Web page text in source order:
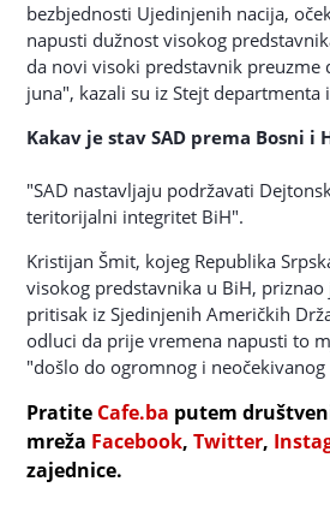
bezbjednosti Ujedinjenih nacija,
napusti dužnost visokog
da novi visoki predstavnik preuzme
juna", kazali su iz Stejt departmenta
Kakav je stav SAD prema Bosni i
"SAD nastavljaju podržavati
teritorijalni integritet BiH".
Kristijan Šmit, kojeg Republika
visokog predstavnika u BiH,
pritisak iz Sjedinjenih Američkih
odluci da prije vremena napusti to
"došlo do ogromnog i neočekivanog
Pratite Cafe.ba putem
mreža Facebook,Twitter,
zajednice.